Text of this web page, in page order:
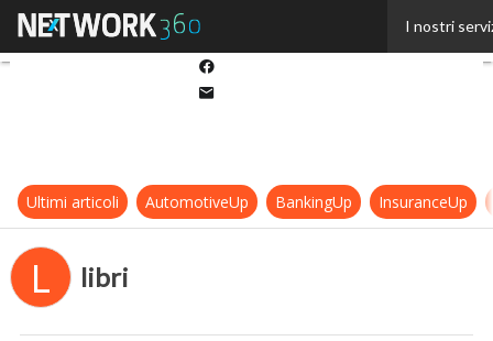
I nostri
Ultimi articoli AutomotiveUp BankingUp InsuranceUp
L libri